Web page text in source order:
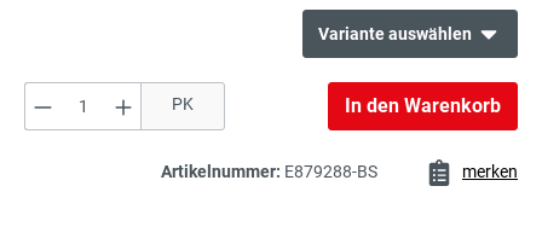
Variante auswählen
187,00 €*
222,53 € inkl. MwSt.
Produkt Anzahl: Gib den gewünschten
PK In den Warenkorb
Artikelnummer: E879288-BS merken